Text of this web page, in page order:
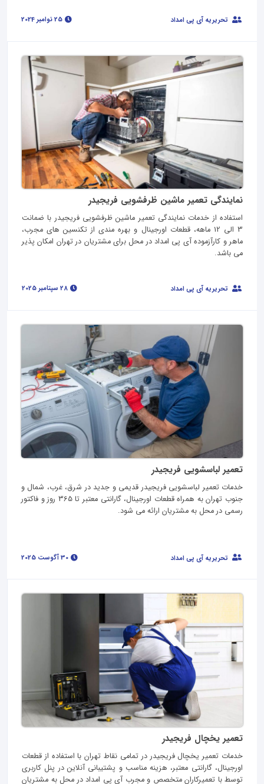
تحریریه آی پی امداد
نمایندگی تعمیر ماشین ظرفشویی فریجیدر
استفاده از خدمات نمایندگی تعمیر ماشین ظرفشویی فریجیدر با ضمانت
3 الی 12 ماهه، قطعات اورجینال و بهره مندی از تکنسین های مجرب،
ماهر و کارآزموده آی پی امداد در محل برای مشتریان در تهران امکان پذیر
می باشد.
تحریریه آی پی امداد
تعمیر لباسشویی فریجیدر
خدمات تعمیر لباسشویی فریجیدر قدیمی و جدید در شرق، غرب، شمال و
جنوب تهران به همراه قطعات اورجینال، گارانتی معتبر تا 365 روز و فاکتور
رسمی در محل به مشتریان ارائه می شود.
تحریریه آی پی امداد
تعمیر یخچال فریجیدر
خدمات تعمیر یخچال فریجیدر در تمامی نقاط تهران با استفاده از قطعات
اورجینال، گارانتی معتبر، هزینه مناسب و پشتیبانی آنلاین در پنل کاربری
توسط با تعمیرکاران متخصص و مجرب آی پی امداد در محل به مشتریان